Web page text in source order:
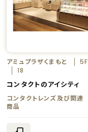
アミュプラザくまもと
5F
18
コンタクトのアイシティ
コンタクトレンズ及び関連
商品